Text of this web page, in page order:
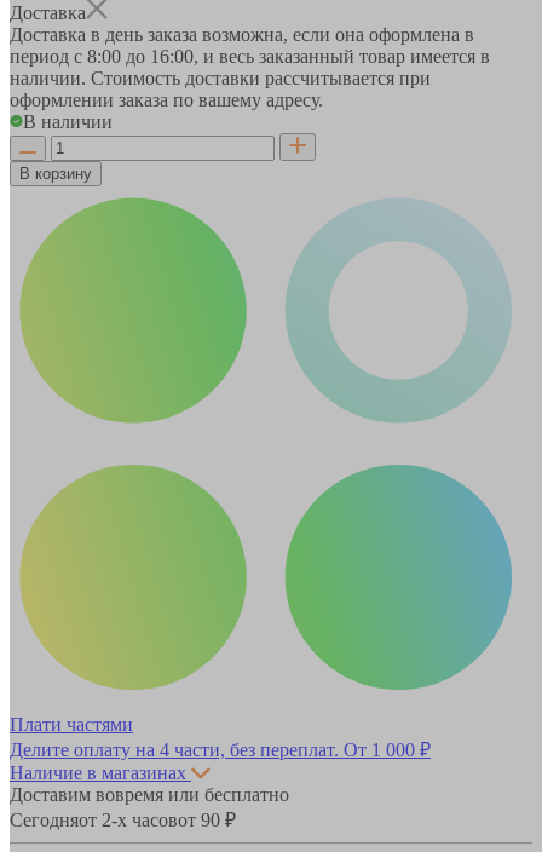
Доставка
Доставка в день заказа возможна, если она оформлена в
период с 8:00 до 16:00, и весь заказанный товар имеется в
наличии. Стоимость доставки рассчитывается при
оформлении заказа по вашему адресу.
В наличии
В корзину
Плати частями
Делите оплату на 4 части, без переплат. От 1 000 ₽
Наличие в магазинах
Доставим вовремя или бесплатно
Сегодняот 2-х часовот 90 ₽